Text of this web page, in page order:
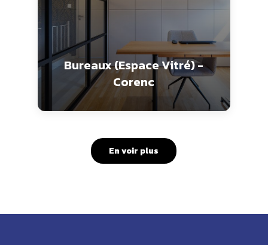
Bureaux (Espace Vitré) -
Corenc
En voir plus